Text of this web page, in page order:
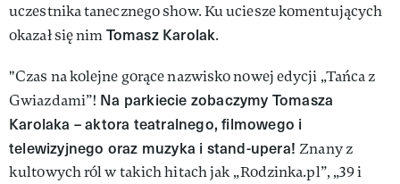
uczestnika tanecznego show. Ku uciesze komentujących
okazał się nimTomasz Karolak.
"Czas na kolejne gorące nazwisko nowej edycji „Tańca z
Gwiazdami”! Na parkiecie zobaczymy Tomasza
Karolaka – aktora teatralnego, filmowego i
telewizyjnego oraz muzyka i stand-upera!Znany z
kultowych ról w takich hitach jak „Rodzinka.pl”, „39 i